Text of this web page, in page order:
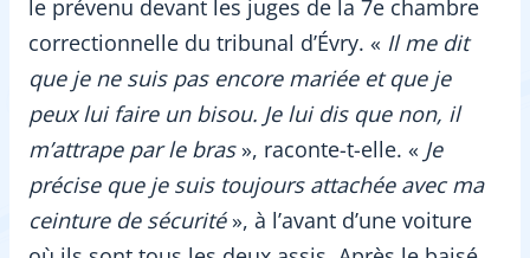
le prévenu devant les juges de la 7e chambre
correctionnelle du tribunal d’Évry. « Il me dit
que je ne suis pas encore mariée et que je
peux lui faire un bisou. Je lui dis que non, il
m’attrape par le bras», raconte-t-elle. « Je
précise que je suis toujours attachée avec ma
ceinture de sécurité», à l’avant d’une voiture